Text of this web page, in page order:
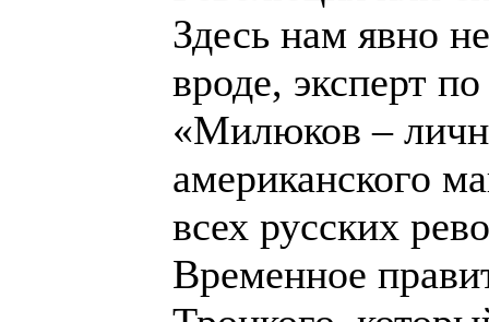
Здесь нам явно
вроде, эксперт
«Милюков –
американского
всех русских
Временное